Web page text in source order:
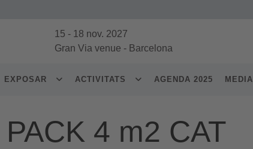
15 - 18 nov. 2027
Gran Via venue - Barcelona
EXPOSAR ACTIVITATS AGENDA 2025 MEDIA
4 m2 CAT